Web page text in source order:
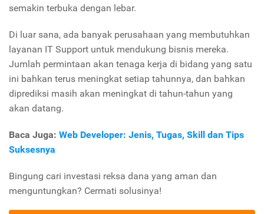
semakin terbuka dengan lebar.
Di luar sana, ada banyak perusahaan yang membutuhkan
layanan IT Support untuk mendukung bisnis mereka.
Jumlah permintaan akan tenaga kerja di bidang yang satu
ini bahkan terus meningkat setiap tahunnya, dan bahkan
diprediksi masih akan meningkat di tahun-tahun yang
akan datang.
Baca Juga: Web Developer: Jenis, Tugas, Skill dan Tips
Suksesnya
Bingung cari investasi reksa dana yang aman dan
menguntungkan? Cermati solusinya!